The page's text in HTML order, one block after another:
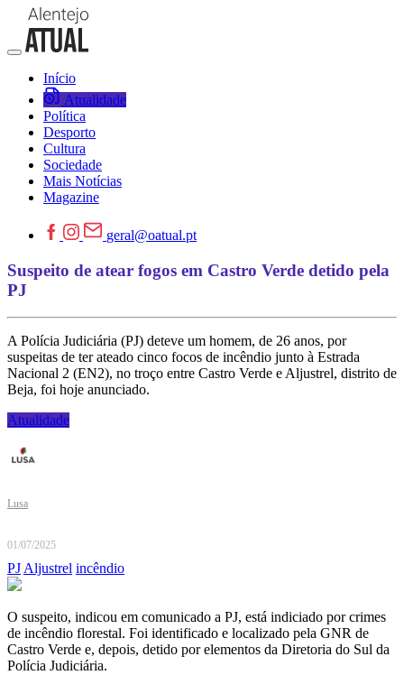
Início
Atualidade
Política
Desporto
Cultura
Sociedade
Mais Notícias
Magazine
geral@oatual.pt
Suspeito de atear fogos em Castro Verde detido pela
PJ
A Polícia Judiciária (PJ) deteve um homem, de 26 anos, por
suspeitas de ter ateado cinco focos de incêndio junto à Estrada
Nacional 2 (EN2), no troço entre Castro Verde e Aljustrel, distrito de
Beja, foi hoje anunciado.
Atualidade
Lusa
01/07/2025
PJAljustrel incêndio
O suspeito, indicou em comunicado a PJ, está indiciado por crimes
de incêndio florestal. Foi identificado e localizado pela GNR de
Castro Verde e, depois, detido por elementos da Diretoria do Sul da
Polícia Judiciária.